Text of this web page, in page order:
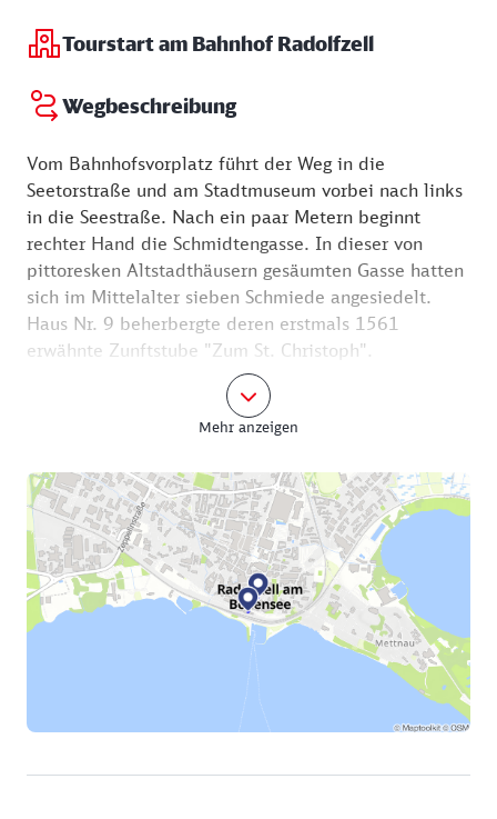
Tourstart am Bahnhof Radolfzell
Wegbeschreibung
Vom Bahnhofsvorplatz führt der Weg in die
Seetorstraße und am Stadtmuseum vorbei nach links
in die Seestraße. Nach ein paar Metern beginnt
rechter Hand die Schmidtengasse. In dieser von
pittoresken Altstadthäusern gesäumten Gasse hatten
sich im Mittelalter sieben Schmiede angesiedelt.
Haus Nr. 9 beherbergte deren erstmals 1561
erwähnte Zunftstube "Zum St. Christoph".
Die Schmidtengasse führt zur Kaufhausstraße und
die weiter zum Marktplatz mit dem Rathaus. Das
Vorgängerbaus von 1421 errichtet und diente
zugleich als Gerichtsgebäude und städtische
Fruchthalle. Noch heute sind an dem imposanten
Gebäude mit seinen vielen Rundbogenfenstern die
ehemaligen Tore zu erkennen, durch die Getreide
und Kartoffeln in die Halle gefahren wurden. Der
Marktbrunnen erinnert mit einer Statue an den
Stadtgründer Ratoldus. Am Markt erhebt sich auch
Mehr anzeigen